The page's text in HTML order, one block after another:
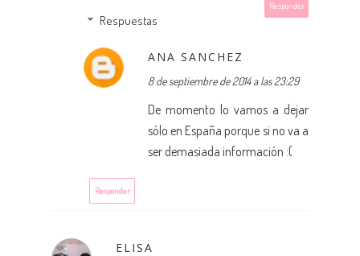
Responder
Respuestas
ANA SANCHEZ
8 de septiembre de 2014 a las 23:29
De momento lo vamos a dejar
sólo en España porque si no va a
ser demasiada información :(
Responder
ELISA